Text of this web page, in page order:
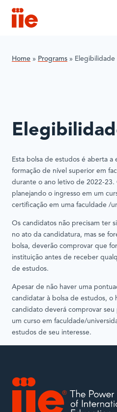
IIE
Home » Programs » Elegibilidade
Esta bolsa de estudos é aberta a
formação de nível superior em
durante o ano letivo de 2022-
planejando o ingresso em um
certificação em uma faculdade /
Os candidatos não precisam ter
no ato da candidatura, mas se
bolsa, deverão comprovar que
instituição antes de receber
de estudos.
Apesar de não haver uma
candidatar à bolsa de estudos, o
candidato deverá comprovar
um curso em faculdade/
estudos de seu interesse.